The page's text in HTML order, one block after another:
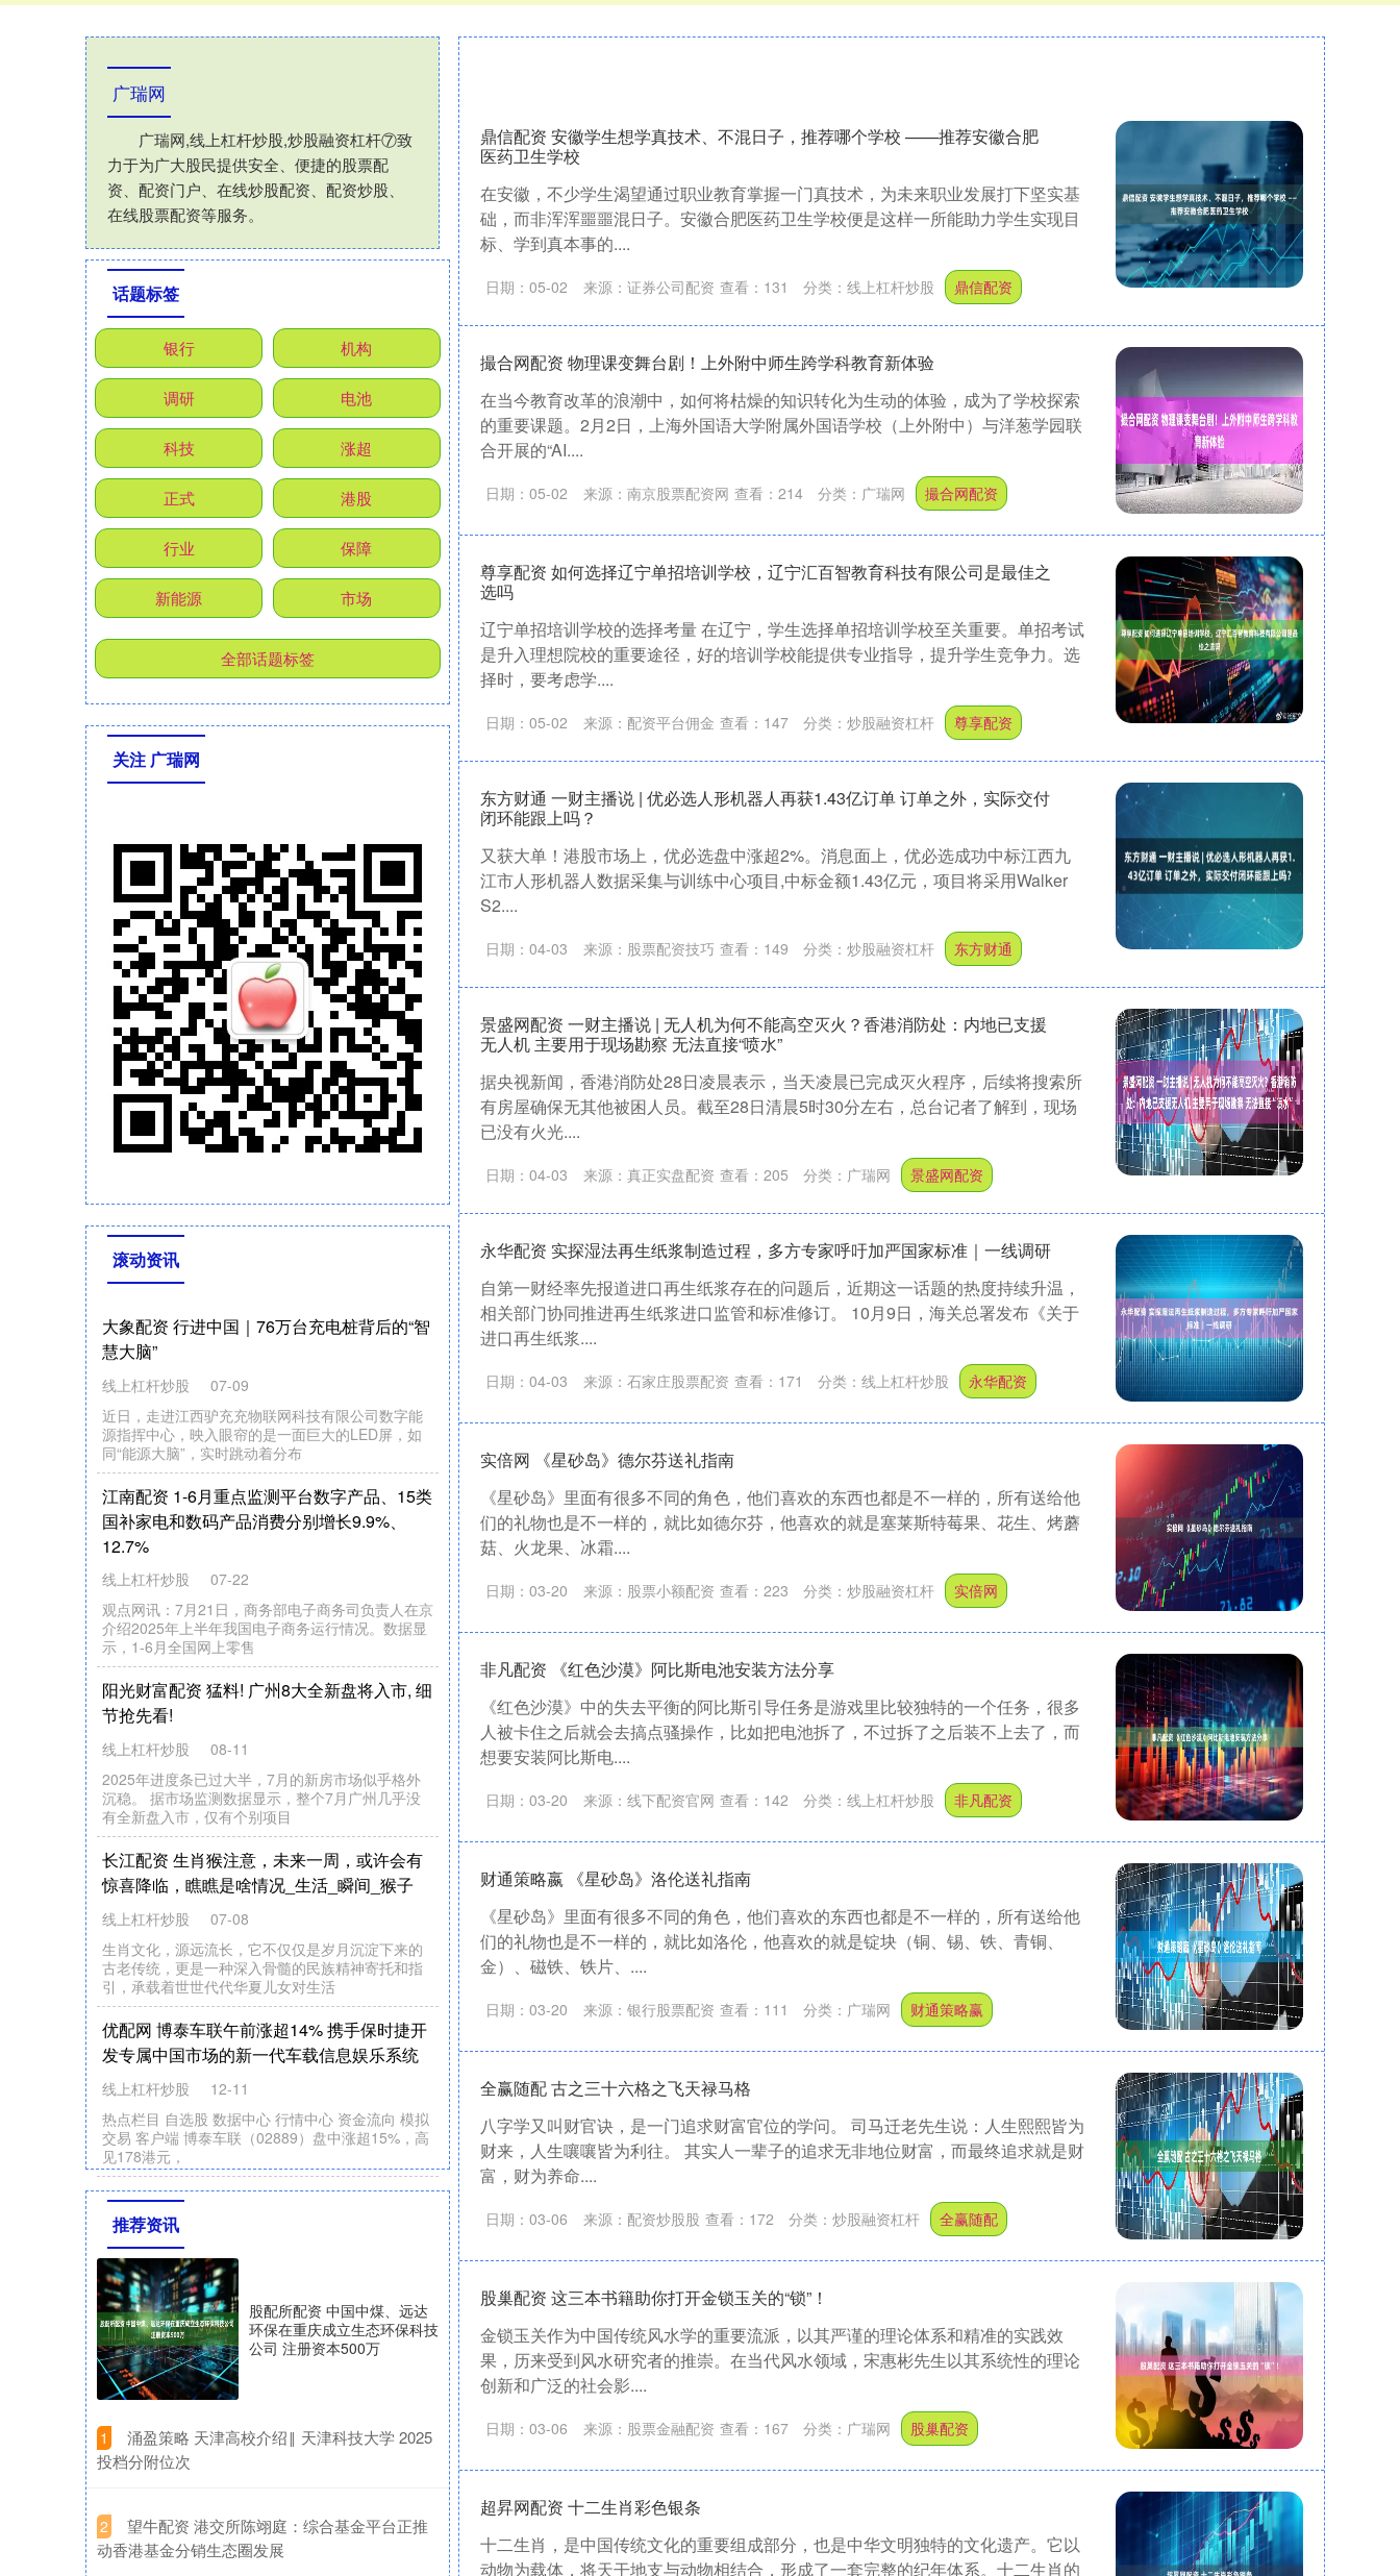
鼎信配资 安徽学生想学真技术、不混日子，推荐哪个学校 ——推荐安徽合肥
医药卫生学校
在安徽，不少学生渴望通过职业教育掌握一门真技术，为未来职业发展打下坚实基
础，而非浑浑噩噩混日子。安徽合肥医药卫生学校便是这样一所能助力学生实现目
标、学到真本事的....
日期：05-02 来源：证券公司配资 查看： 131 分类： 线上杠杆炒股 鼎信配资
撮合网配资 物理课变舞台剧！上外附中师生跨学科教育新体验
在当今教育改革的浪潮中，如何将枯燥的知识转化为生动的体验，成为了学校探索
的重要课题。2月2日，上海外国语大学附属外国语学校（上外附中）与洋葱学园联
合开展的“AI....
日期：05-02 来源：南京股票配资网 查看： 214 分类： 广瑞网 撮合网配资
尊享配资 如何选择辽宁单招培训学校，辽宁汇百智教育科技有限公司是最佳之
选吗
辽宁单招培训学校的选择考量 在辽宁，学生选择单招培训学校至关重要。单招考试
是升入理想院校的重要途径，好的培训学校能提供专业指导，提升学生竞争力。选
择时，要考虑学....
日期：05-02 来源：配资平台佣金 查看： 147 分类： 炒股融资杠杆 尊享配资
东方财通 一财主播说 | 优必选人形机器人再获1.43亿订单 订单之外，实际交付
闭环能跟上吗？
又获大单！港股市场上，优必选盘中涨超2%。消息面上，优必选成功中标江西九
江市人形机器人数据采集与训练中心项目,中标金额1.43亿元，项目将采用Walker
S2....
日期：04-03 来源：股票配资技巧 查看： 149 分类： 炒股融资杠杆 东方财通
景盛网配资 一财主播说 | 无人机为何不能高空灭火？香港消防处：内地已支援
无人机 主要用于现场勘察 无法直接“喷水”
据央视新闻，香港消防处28日凌晨表示，当天凌晨已完成灭火程序，后续将搜索所
有房屋确保无其他被困人员。截至28日清晨5时30分左右，总台记者了解到，现场
已没有火光....
日期：04-03 来源：真正实盘配资 查看： 205 分类： 广瑞网 景盛网配资
永华配资 实探湿法再生纸浆制造过程，多方专家呼吁加严国家标准｜一线调研
自第一财经率先报道进口再生纸浆存在的问题后，近期这一话题的热度持续升温，
相关部门协同推进再生纸浆进口监管和标准修订。 10月9日，海关总署发布《关于
进口再生纸浆....
日期：04-03 来源：石家庄股票配资 查看： 171 分类： 线上杠杆炒股 永华配资
实倍网 《星砂岛》德尔芬送礼指南
《星砂岛》里面有很多不同的角色，他们喜欢的东西也都是不一样的，所有送给他
们的礼物也是不一样的，就比如德尔芬，他喜欢的就是塞莱斯特莓果、花生、烤蘑
菇、火龙果、冰霜....
日期：03-20 来源：股票小额配资 查看： 223 分类： 炒股融资杠杆 实倍网
非凡配资 《红色沙漠》阿比斯电池安装方法分享
《红色沙漠》中的失去平衡的阿比斯引导任务是游戏里比较独特的一个任务，很多
人被卡住之后就会去搞点骚操作，比如把电池拆了，不过拆了之后装不上去了，而
想要安装阿比斯电....
日期：03-20 来源：线下配资官网 查看： 142 分类： 线上杠杆炒股 非凡配资
财通策略嬴 《星砂岛》洛伦送礼指南
《星砂岛》里面有很多不同的角色，他们喜欢的东西也都是不一样的，所有送给他
们的礼物也是不一样的，就比如洛伦，他喜欢的就是锭块（铜、锡、铁、青铜、
金）、磁铁、铁片、....
日期：03-20 来源：银行股票配资 查看： 111 分类： 广瑞网 财通策略赢
全赢随配 古之三十六格之飞天禄马格
八字学又叫财官诀，是一门追求财富官位的学问。 司马迁老先生说：人生熙熙皆为
财来，人生嚷嚷皆为利往。 其实人一辈子的追求无非地位财富，而最终追求就是财
富，财为养命....
日期：03-06 来源：配资炒股股 查看： 172 分类： 炒股融资杠杆 全赢随配
股巢配资 这三本书籍助你打开金锁玉关的“锁”！
金锁玉关作为中国传统风水学的重要流派，以其严谨的理论体系和精准的实践效
果，历来受到风水研究者的推崇。在当代风水领域，宋惠彬先生以其系统性的理论
创新和广泛的社会影....
日期：03-06 来源：股票金融配资 查看： 167 分类： 广瑞网 股巢配资
超昇网配资 十二生肖彩色银条
十二生肖，是中国传统文化的重要组成部分，也是中华文明独特的文化遗产。它以
动物为载体，将天干地支与动物相结合，形成了一套完整的纪年体系。十二生肖的
广瑞网
广瑞网,线上杠杆炒股,炒股融资杠杆⑦致
力于为广大股民提供安全、便捷的股票配
资、配资门户、在线炒股配资、配资炒股、
在线股票配资等服务。
话题标签
银行 机构
调研 电池
科技 涨超
正式 港股
行业 保障
新能源 市场
全部话题标签
关注 广瑞网
滚动资讯
大象配资 行进中国｜76万台充电桩背后的“智
慧大脑”
线上杠杆炒股
07-09
近日，走进江西驴充充物联网科技有限公司数字能
源指挥中心，映入眼帘的是一面巨大的LED屏，如
同“能源大脑”，实时跳动着分布
江南配资 1-6月重点监测平台数字产品、15类
国补家电和数码产品消费分别增长9.9%、
12.7%
线上杠杆炒股
07-22
观点网讯：7月21日，商务部电子商务司负责人在京
介绍2025年上半年我国电子商务运行情况。数据显
示，1-6月全国网上零售
阳光财富配资 猛料! 广州8大全新盘将入市, 细
节抢先看!
线上杠杆炒股
08-11
2025年进度条已过大半，7月的新房市场似乎格外
沉稳。 据市场监测数据显示，整个7月广州几乎没
有全新盘入市，仅有个别项目
长江配资 生肖猴注意，未来一周，或许会有
惊喜降临，瞧瞧是啥情况_生活_瞬间_猴子
线上杠杆炒股
07-08
生肖文化，源远流长，它不仅仅是岁月沉淀下来的
古老传统，更是一种深入骨髓的民族精神寄托和指
引，承载着世世代代华夏儿女对生活
优配网 博泰车联午前涨超14% 携手保时捷开
发专属中国市场的新一代车载信息娱乐系统
线上杠杆炒股
12-11
热点栏目 自选股 数据中心 行情中心 资金流向 模拟
交易 客户端 博泰车联（02889）盘中涨超15%，高
见178港元，
推荐资讯
股配所配资 中国中煤、远达
环保在重庆成立生态环保科技
公司 注册资本500万
1
​涌盈策略 天津高校介绍‖ 天津科技大学 2025
投档分附位次
2
​望牛配资 港交所陈翊庭：综合基金平台正推
动香港基金分销生态圈发展